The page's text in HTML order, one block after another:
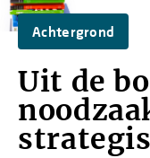
Achtergrond
Uit de